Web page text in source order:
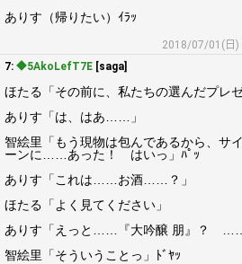
ありす（帰りたい）ｲﾗｯ
2018/07/01(日)
7: ◆5AkoLefT7E [saga]
ほたる「その前に、私たちの選んだプレ
ありす「は、はあ……」
智絵里「もう現物は包んであるから、サ
ーンに……あった！ はいっ」ﾊﾟｯ
ありす「これは……お酒……？」
ほたる「よく見てください」
ありす「えっと……『大吟醸 朋』？ ……
智絵里「そういうことっ」ﾄﾞﾔｯ